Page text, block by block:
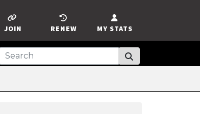
MY STATS
RENEW
JOIN